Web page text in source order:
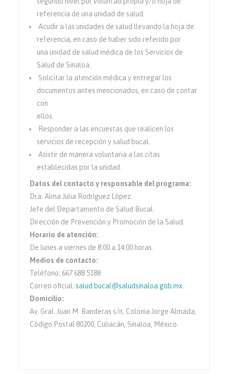
referencia de una unidad de salud.
Acudir a las unidades de salud llevando la hoja de
referencia, en caso de haber sido referido por
una unidad de salud médica de los Servicios de
Salud de Sinaloa.
Solicitar la atención médica y entregar los
documentos antes mencionados, en caso de contar
con
ellos.
Responder a las encuestas que realicen los
servicios de recepción y salud bucal.
Asistir de manera voluntaria a las citas
establecidas por la unidad.
Datos del contacto y responsable del programa:
Dra. Alma Julia Rodríguez López.
Jefe del Departamento de Salud Bucal.
Dirección de Prevención y Promoción de la Salud.
Horario de atención:
De lunes a viernes de 8:00 a 14:00 horas.
Medios de contacto:
Teléfono: 667 688 5188
Correo oficial:salud.bucal@saludsinaloa.gob.mx
Domicilio:
Av. Gral. Juan M. Banderas s/n, Colonia Jorge Almada,
Código Postal 80200, Culiacán, Sinaloa, México.